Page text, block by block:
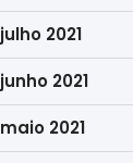
julho 2021
junho 2021
maio 2021